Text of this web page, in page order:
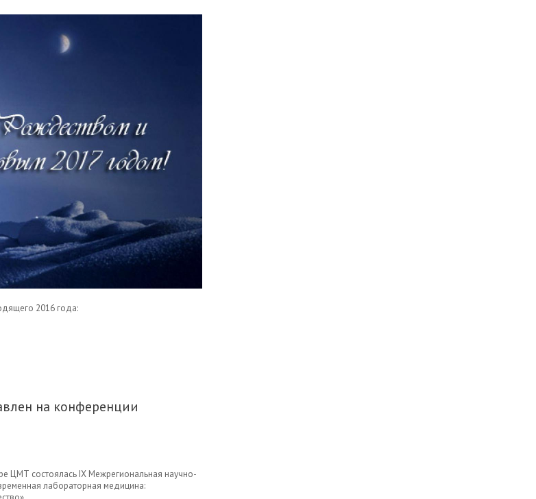
2016 года:
на конференции
ЦМТ состоялась IX Межрегиональная научно-
лабораторная медицина: